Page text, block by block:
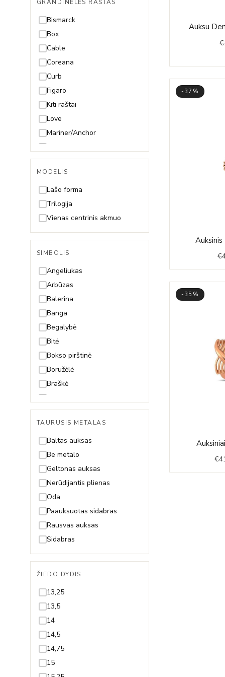
49cm
50cm
55cm
60cm
65cm
70cm
GRANDINĖLĖS RAŠTAS
Bismarck
Box
Cable
Coreana
Curb
Figaro
Kiti raštai
Love
Mariner/Anchor
Paperclip
Pitonas
Rolo
Rombo
Rope (Virvutė)
Singapore
MODELIS
Lašo forma
Trilogija
Vienas centrinis akmuo
SIMBOLIS
Angeliukas
Arbūzas
Balerina
Banga
Begalybė
Bitė
Bokso pirštinė
Boružėlė
Braškė
Dobilas
Drakonas
Drugelis
Fėja
Gėlytė
Gyvatė
Gyvybės medis
Inicialas/Raidė
Kačiukas
Karūna
Karys
Kelionės
Keltų mazgas
Kriauklytė
Kryželis
Lapelis
Laumžirgis
TAURUSIS METALAS
Baltas auksas
Be metalo
Geltonas auksas
Nerūdijantis plienas
Oda
Paauksuotas sidabras
Rausvas auksas
Sidabras
ŽIEDO DYDIS
13,25
13,5
14
14,5
14,75
15
Auksu
€
-37%
€
-35%
€